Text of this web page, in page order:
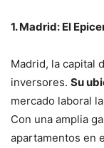
1. Madrid: El
Madrid, la capital
inversores. Su
mercado laboral
Con una amplia
apartamentos en